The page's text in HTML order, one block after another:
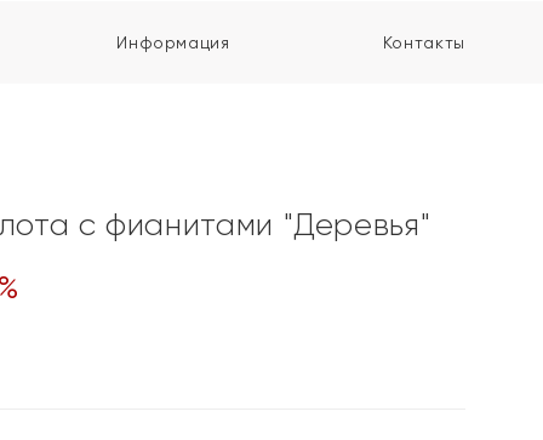
Информация Контакты
с фианитами "Деревья"
%